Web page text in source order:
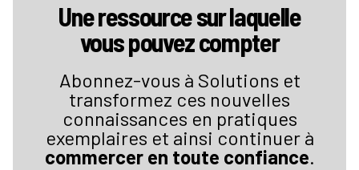
Une ressource sur laquelle
vous pouvez compter
Abonnez-vous à Solutions et
transformez ces nouvelles
connaissances en pratiques
exemplaires et ainsi continuer à
commercer en toute confiance.